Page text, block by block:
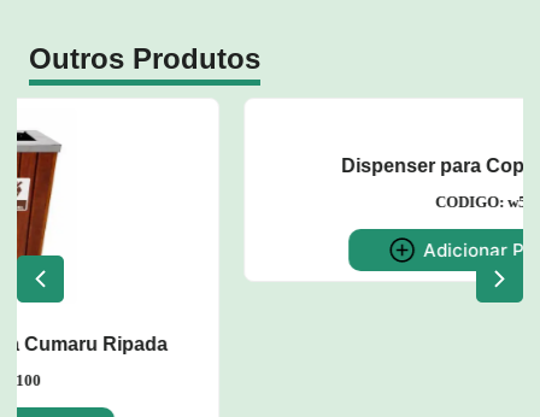
Outros Produtos
Dispenser para Copos de Água